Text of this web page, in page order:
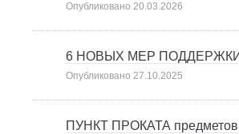
Опубликовано 20.03.2026
6 НОВЫХ МЕР ПОДДЕРЖКИ
Опубликовано 27.10.2025
ПУНКТ ПРОКАТА